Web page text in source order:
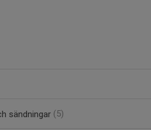
sändningar (5)